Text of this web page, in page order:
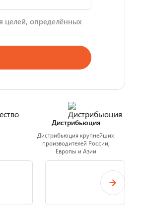
целей, определённых
Дистрибьюция
Дистрибьюция крупнейших
производителей России,
Европы и Азии